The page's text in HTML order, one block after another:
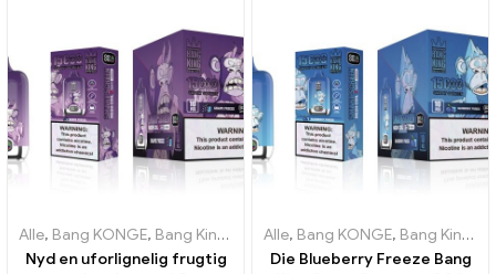
Alle, Bang KONGE, Bang King Smart skærm 15000 Puff ,Engangs
Nyd en uforlignelig frugtig
Alle, Bang KONGE, Bang King Smart skærm 15000 Puff
Die Blueberry Freeze Bang